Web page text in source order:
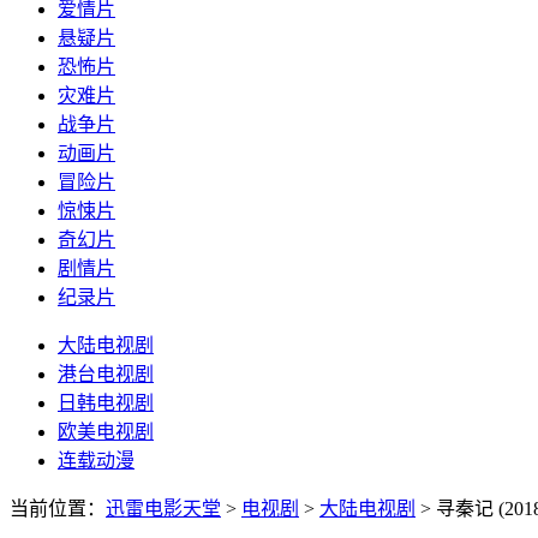
爱情片
悬疑片
恐怖片
灾难片
战争片
动画片
冒险片
惊悚片
奇幻片
剧情片
纪录片
大陆电视剧
港台电视剧
日韩电视剧
欧美电视剧
连载动漫
当前位置： 迅雷电影天堂 > 电视剧 > 大陆电视剧 > 寻秦记